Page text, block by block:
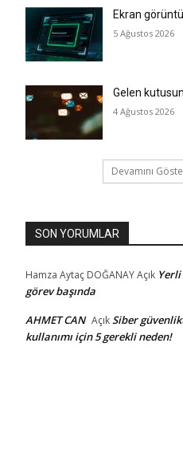
Ekran
5 Ağustos 2026
Gelen
4 Ağustos 2026
Devamını
SON YORUMLAR
Hamza Aytaç DOĞANAYAçık
görev başında
AHMET CAN AçıkSiber
kullanımı için 5 gerekli neden!